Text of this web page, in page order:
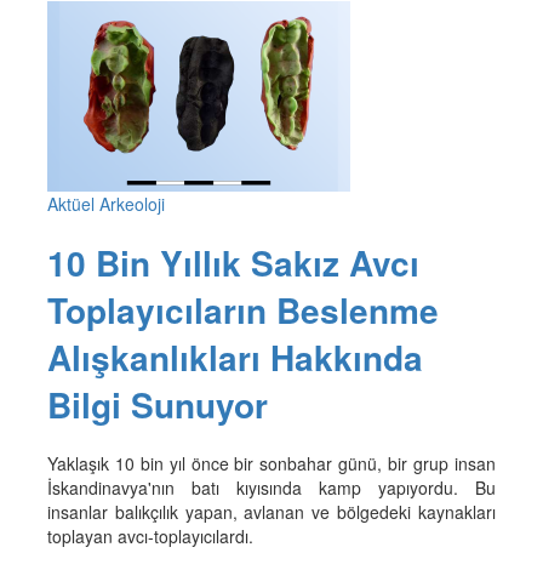
Aktüel Arkeoloji
10 Bin Yıllık Sakız Avcı
Toplayıcıların Beslenme
Alışkanlıkları Hakkında
Bilgi Sunuyor
Yaklaşık 10 bin yıl önce bir sonbahar günü, bir grup insan
İskandinavya'nın batı kıyısında kamp yapıyordu. Bu
insanlar balıkçılık yapan, avlanan ve bölgedeki kaynakları
toplayan avcı-toplayıcılardı.